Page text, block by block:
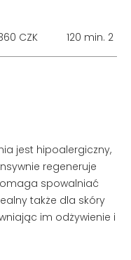
CZK 120 min. 2
jest hipoalergiczny,
regeneruje
spowalniać
także dla skóry
im odżywienie i